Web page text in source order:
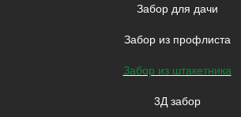
Забор для дачи
Забор из профлиста
Забор из штакетника
3Д забор